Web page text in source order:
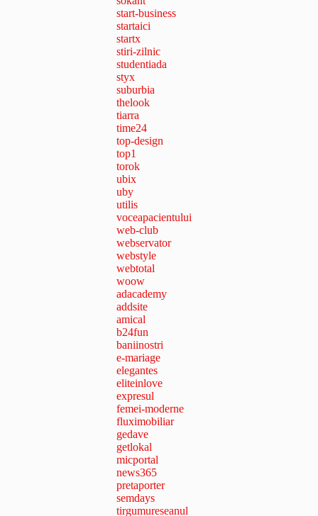
start-business
startaici
startx
stiri-zilnic
studentiada
styx
suburbia
thelook
tiarra
time24
top-design
top1
torok
ubix
uby
utilis
voceapacientului
web-club
webservator
webstyle
webtotal
woow
adacademy
addsite
amical
b24fun
baniinostri
e-mariage
elegantes
eliteinlove
expresul
femei-moderne
fluximobiliar
gedave
getlokal
micportal
news365
pretaporter
semdays
tirgumureseanul